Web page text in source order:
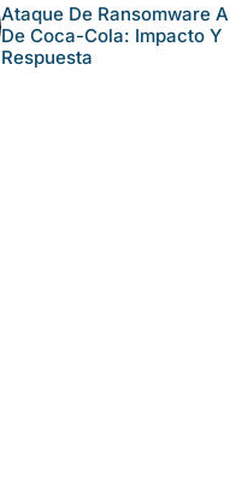
Ataque De Ransomware
De Coca-Cola: Impacto Y
Respuesta